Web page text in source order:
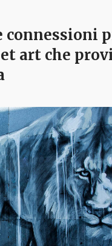
connessioni
art che